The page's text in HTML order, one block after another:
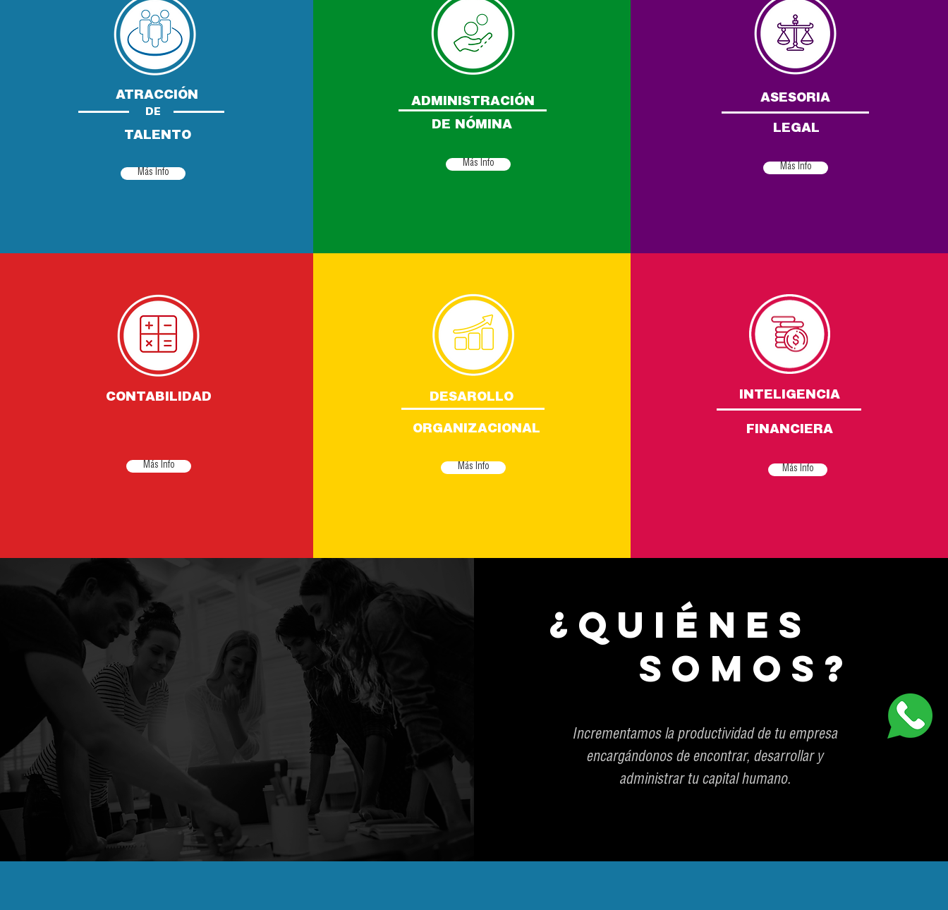
DESAROLLO
CONTABILIDAD
Más Info
DESAROLLO
ORGANIZACIONAL
Más Info
INTELIGENCIA
FINANCIERA
Más Info
ATRACCIÓN
DE
TALENTO
Más Info
ADMINISTRACIÓN
DE NÓMINA
Más Info
ASESORIA
LEGAL
Más Info
¿ Quiénes
somos ?
Incrementamos la productividad de tu empresa
encargándonos de encontrar, desarrollar y
administrar tu capital humano.